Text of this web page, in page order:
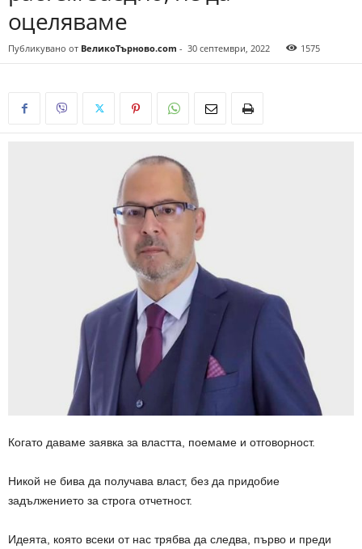
оцеляваме
Публикувано от ВеликоТърново.com - 30 септември, 2022 1575
Когато даваме заявка за властта, поемаме и отговорност.
Никой не бива да получава власт, без да придобие
задължението за строга отчетност.
Идеята, която всеки от нас трябва да следва, първо и преди